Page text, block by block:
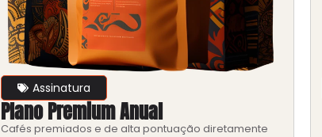
Assinatura
Plano Premium Anual
Cafés premiados e de alta pontuação diretamente